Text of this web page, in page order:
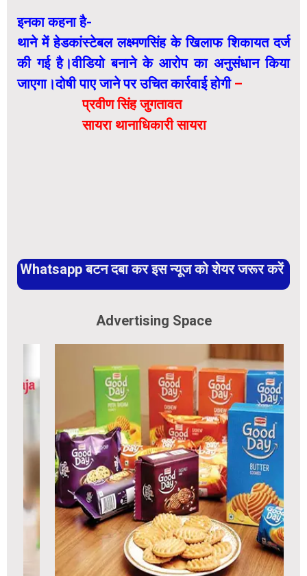
इनका कहना है-
थाने में हेडकांस्टेबल लक्ष्मणसिंह के खिलाफ शिकायत दर्ज
की गई है।वीडियो बनाने के आरोप का अनुसंधान किया
जाएगा।दोषी पाए जाने पर उचित कार्रवाई होगी–
प्रवीण सिंह जुगतावत
सायरा थानाधिकारी सायरा
Whatsapp बटन दबा कर इस न्यूज को शेयर जरूर करें
Advertising Space